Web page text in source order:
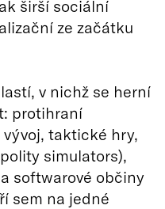
širší sociální
ze začátku
v nichž se herní
protihraní
taktické hry,
simulators),
softwarové občiny
sem na jedné